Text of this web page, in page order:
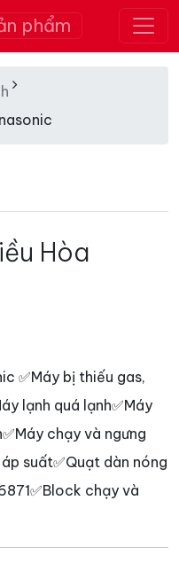
phẩm
Hòa
✅Máy bị thiếu gas,
lạnh quá lạnh✅Máy
chạy và ngưng
suất✅Quạt dàn nóng
chạy và